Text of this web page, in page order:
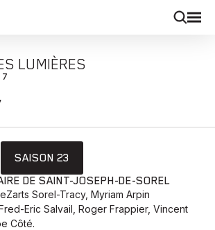
LUMIÈRES
7
SAISON 23
DE SAINT-JOSEPH-DE-SOREL
Sorel-Tracy, Myriam Arpin
Eric Salvail, Roger Frappier, Vincent
Côté.